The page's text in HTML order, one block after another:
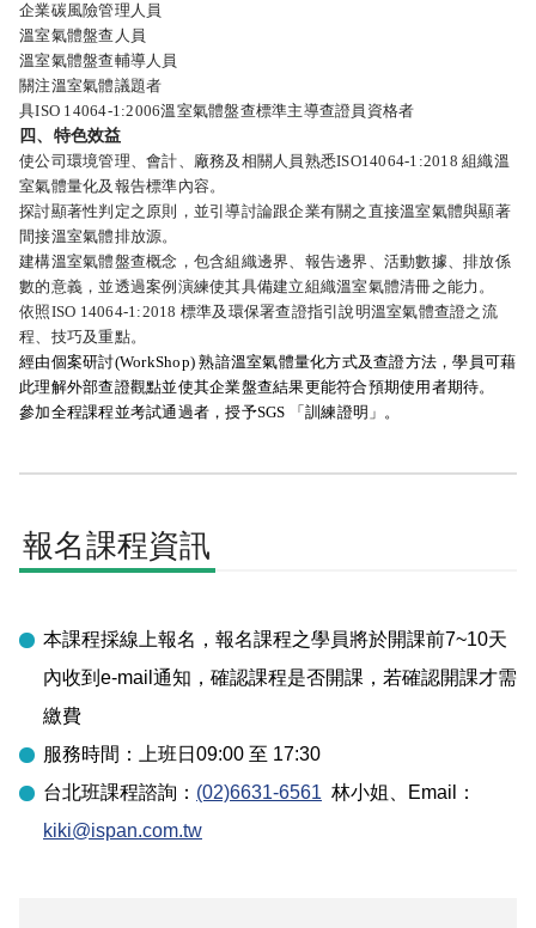
企業碳風險管理人員
溫室氣體盤查人員
溫室氣體盤查輔導人員
關注溫室氣體議題者
具ISO 14064-1:2006溫室氣體盤查標準主導查證員資格者
四、特色效益
使公司環境管理、會計、廠務及相關人員熟悉ISO14064-1:2018 組織溫
室氣體量化及報告標準內容。
探討顯著性判定之原則，並引導討論跟企業有關之直接溫室氣體與顯著
間接溫室氣體排放源。
建構溫室氣體盤查概念，包含組織邊界、報告邊界、活動數據、排放係
數的意義，並透過案例演練使其具備建立組織溫室氣體清冊之能力。
依照ISO 14064-1:2018 標準及環保署查證指引說明溫室氣體查證之流
程、技巧及重點。
經由個案研討(WorkShop) 熟諳溫室氣體量化方式及查證方法，學員可藉
此理解外部查證觀點並使其企業盤查結果更能符合預期使用者期待。
參加全程課程並考試通過者，授予SGS 「訓練證明」。
報名課程資訊
本課程採線上報名，報名課程之學員將於開課前7~10天
內收到e-mail通知，確認課程是否開課，若確認開課才需
繳費
服務時間：上班日09:00 至 17:30
台北班課程諮詢： (02)6631-6561 林小姐
、Email：
kiki@ispan.com.tw